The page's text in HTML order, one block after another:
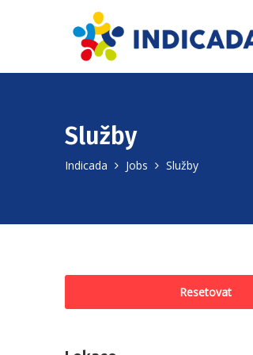
Služby
Indicada Jobs Služby
Resetovat